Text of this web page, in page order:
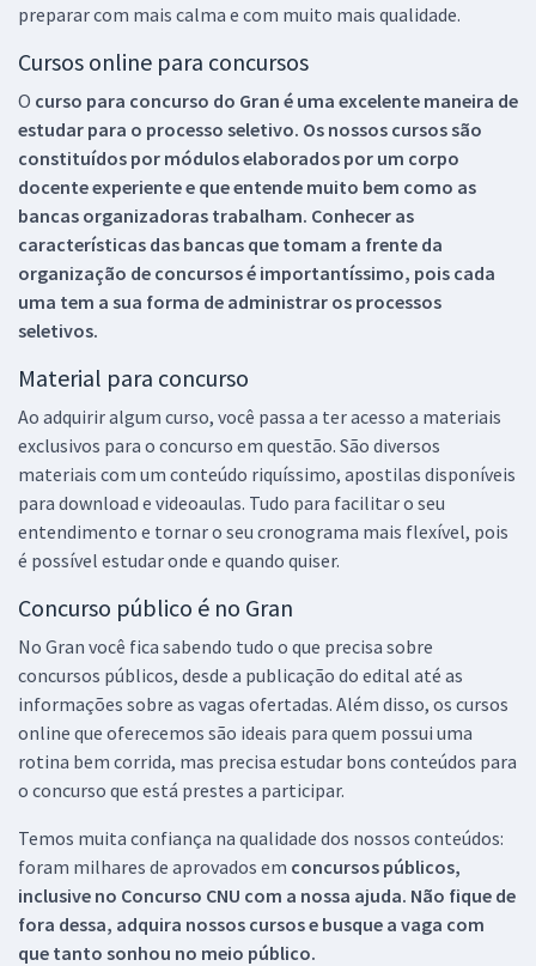
preparar com mais calma e com muito mais qualidade.
Cursos online para concursos
O curso para concurso do Gran é uma excelente maneira de
estudar para o processo seletivo. Os nossos cursos são
constituídos por módulos elaborados por um corpo
docente experiente e que entende muito bem como as
bancas organizadoras trabalham. Conhecer as
características das bancas que tomam a frente da
organização de concursos é importantíssimo, pois cada
uma tem a sua forma de administrar os processos
seletivos.
Material para concurso
Ao adquirir algum curso, você passa a ter acesso a materiais
exclusivos para o concurso em questão. São diversos
materiais com um conteúdo riquíssimo, apostilas disponíveis
para download e videoaulas. Tudo para facilitar o seu
entendimento e tornar o seu cronograma mais flexível, pois
é possível estudar onde e quando quiser.
Concurso público é no Gran
No Gran você fica sabendo tudo o que precisa sobre
concursos públicos, desde a publicação do edital até as
informações sobre as vagas ofertadas. Além disso, os cursos
online que oferecemos são ideais para quem possui uma
rotina bem corrida, mas precisa estudar bons conteúdos para
o concurso que está prestes a participar.
Temos muita confiança na qualidade dos nossos conteúdos:
foram milhares de aprovados em concursos públicos,
inclusive no Concurso CNU com a nossa ajuda. Não fique de
fora dessa, adquira nossos cursos e busque a vaga com
que tanto sonhou no meio público.